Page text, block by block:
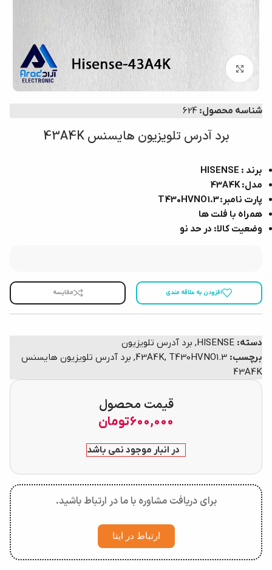
بزرگنمایی تصویر
شناسه محصول: 624
برد آدرس تلویزیون هایسنس 43A4K
برند : HISENSE
مدل: 43A4K
پارت نامبر: T430HVNO1.3
همراه با فلت ها
وضعیت کالا: در حد نو
افزودن به علاقه مندی مقایسه
دسته: HISENSE
, برد آدرس تلویزیون
برچسب:
43A4K, T430HVNO1.3
, برد آدرس تلویزیون هایسنس
43A4K
قیمت محصول
600,000تومان
در انبار موجود نمی باشد
برای دریافت مشاوره با ما در ارتباط باشید.
ارتباط در ایتا